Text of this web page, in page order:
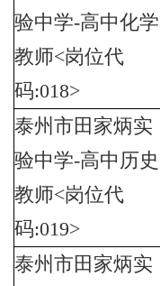
验中学-高中化学
教师<岗位代
码:018>
泰州市田家炳实
验中学-高中历史
教师<岗位代
码:019>
泰州市田家炳实